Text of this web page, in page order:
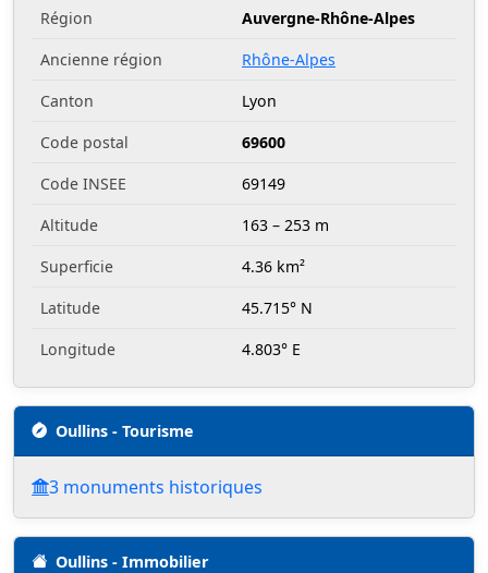
Région
Auvergne-Rhône-Alpes
Ancienne région
Rhône-Alpes
Canton
Lyon
Code postal
69600
Code INSEE
69149
Altitude
163 – 253 m
Superficie
4.36 km²
Latitude
45.715° N
Longitude
4.803° E
Oullins - Tourisme
3 monuments historiques
Oullins - Immobilier